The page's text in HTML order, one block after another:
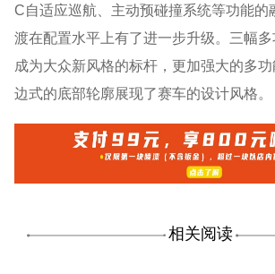
C自适应巡航、主动预碰撞系统等功能的
渡在配置水平上有了进一步升级。三幅
成为大众新风格的标杆，更加强大的多
边式的底部轮廓展现了赛车的设计风格。
相关阅读